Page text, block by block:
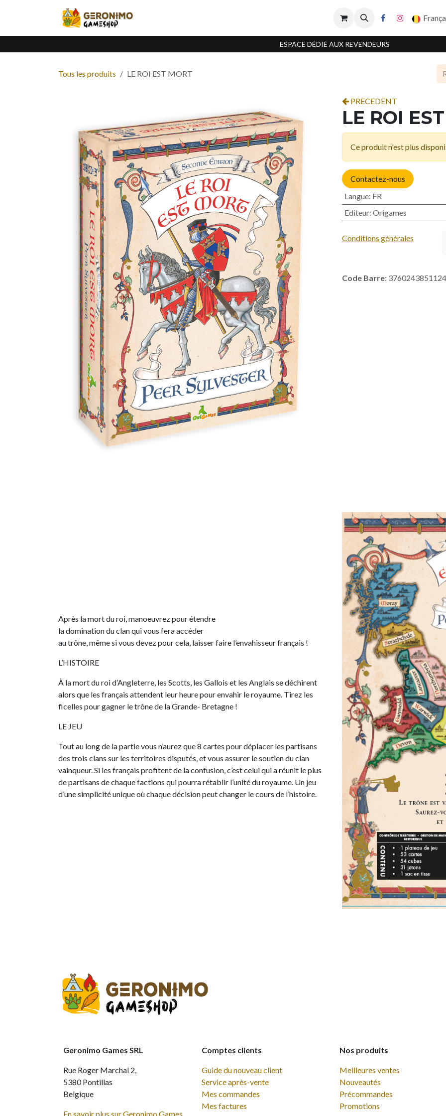
ESPACE DÉDIÉ AUX REVENDEURS
Tous les produits LE ROI EST MORT
PRECEDENT
LE ROI
Ce produit n'est plus
Contactez-nous
Langue: FR
Editeur: Origames
Conditions générales
Code Barre: 3760243851124
Après la mort du roi, manoeuvrez pour étendre
la domination du clan qui vous fera accéder
au trône, même si vous devez pour cela, laisser faire l’envahisseur français !
L’HISTOIRE
À la mort du roi d’Angleterre, les Scotts, les Gallois et les Anglais se déchirent
alors que les français attendent leur heure pour envahir le royaume. Tirez les
ficelles pour gagner le trône de la Grande- Bretagne !
LE JEU
Tout au long de la partie vous n’aurez que 8 cartes pour déplacer les partisans
des trois clans sur les territoires disputés, et vous assurer le soutien du clan
vainqueur. Si les français profitent de la confusion, c’est celui qui a réunit le plus
de partisans de chaque factions qui pourra rétablir l’unité du royaume. Un jeu
d’une simplicité unique où chaque décision peut changer le cours de l’histoire.
Comptes clients
Guide du nouveau client
Service après-vente
Mes commandes
Mes factures
Nos produits
Meilleures ventes
Nouveautés
Précommandes
Promotions
Geronimo Games SRL
Rue Roger Marchal 2,
5380 Pontillas
Belgique
En savoir plus sur Geronimo Games